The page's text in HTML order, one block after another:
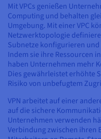
Mit VPCs genießen
Computing und behalten
Umgebung. Mit einer VPC
Netzwerktopologie
Subnetze konfigurieren
Indem sie ihre Ressourcen
haben Unternehmen mehr
Dies gewährleistet erhöhte
Risiko von unbefugtem
VPN arbeitet auf einer
auf die sichere
Unternehmen verwenden
Verbindung zwischen ihren